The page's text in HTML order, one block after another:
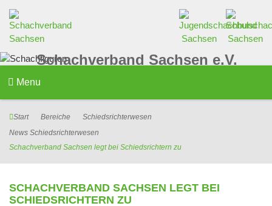
Schachverband Sachsen e.V.
Menu
Start Bereiche
Schiedsrichterwesen
News Schiedsrichterwesen
Schachverband Sachsen legt bei Schiedsrichtern zu
SCHACHVERBAND SACHSEN LEGT BEI
SCHIEDSRICHTERN ZU